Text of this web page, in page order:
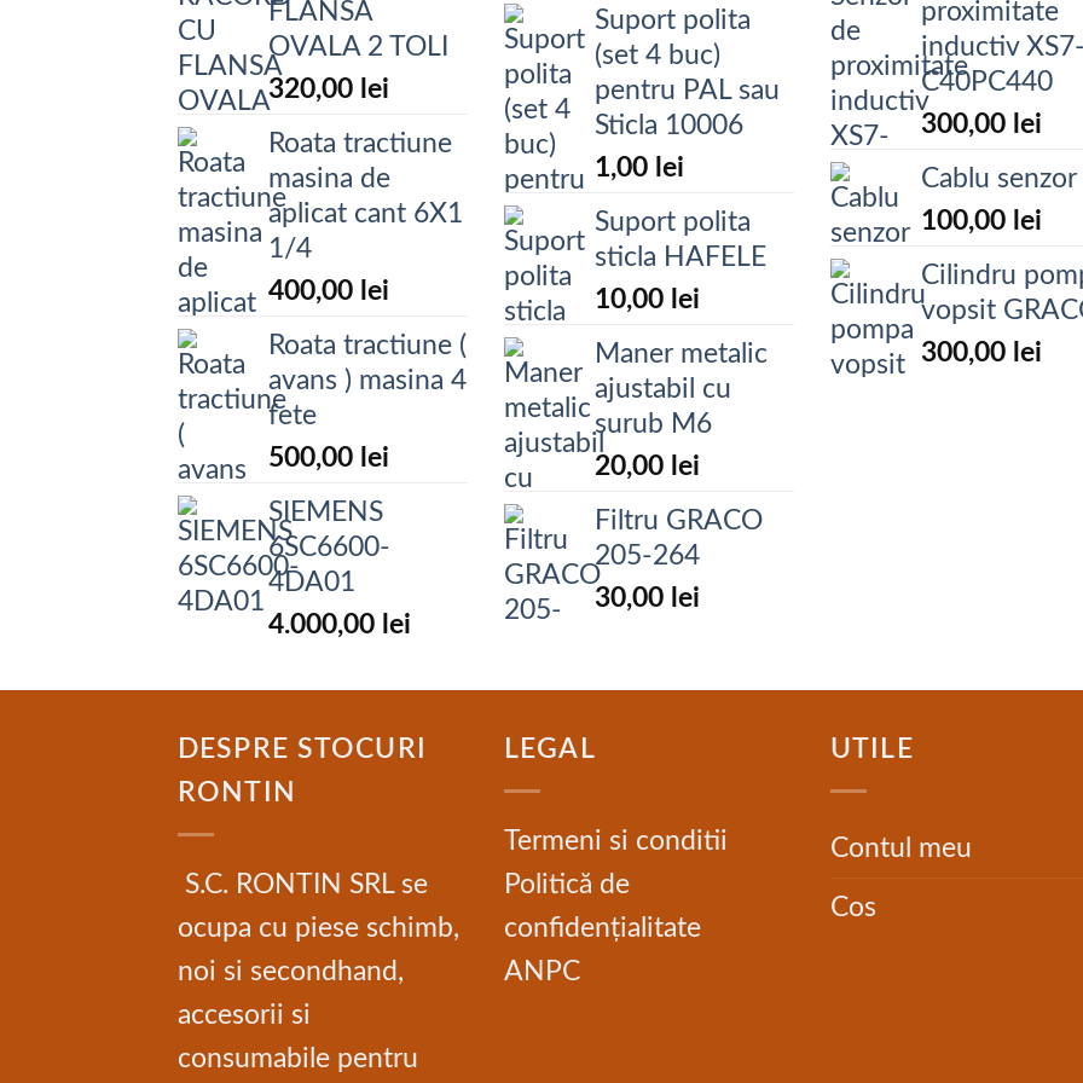
FLANSA
OVALA 2 TOLI
320,00 lei
Roata tractiune
masina de
aplicat cant 6X1
1/4
400,00 lei
Roata tractiune (
avans ) masina 4
fete
500,00 lei
SIEMENS
6SC6600-
4DA01
4.000,00 lei
Suport polita
(set 4 buc)
pentru PAL sau
Sticla 10006
1,00 lei
Suport polita
sticla HAFELE
10,00 lei
Maner metalic
ajustabil cu
surub M6
20,00 lei
Filtru GRACO
205-264
30,00 lei
proximitate
inductiv XS7-
C40PC440
300,00 lei
Cablu senzor
100,00 lei
Cilindru
vopsit
300,00 lei
DESPRE STOCURI
RONTIN
S.C. RONTIN SRL se
ocupa cu piese schimb,
noi si secondhand,
accesorii si
consumabile pentru
LEGAL
Termeni si conditii
Politică de
confidențialitate
ANPC
UTILE
Contul meu
Cos